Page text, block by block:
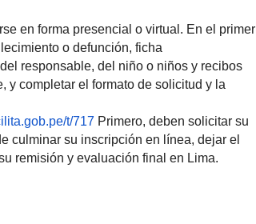
en forma presencial o virtual. En el primer
o defunción, ficha
responsable, del niño o niños y recibos
y completar el formato de solicitud y la
t/717 Primero, deben solicitar su
culminar su inscripción en línea, dejar el
remisión y evaluación final en Lima.